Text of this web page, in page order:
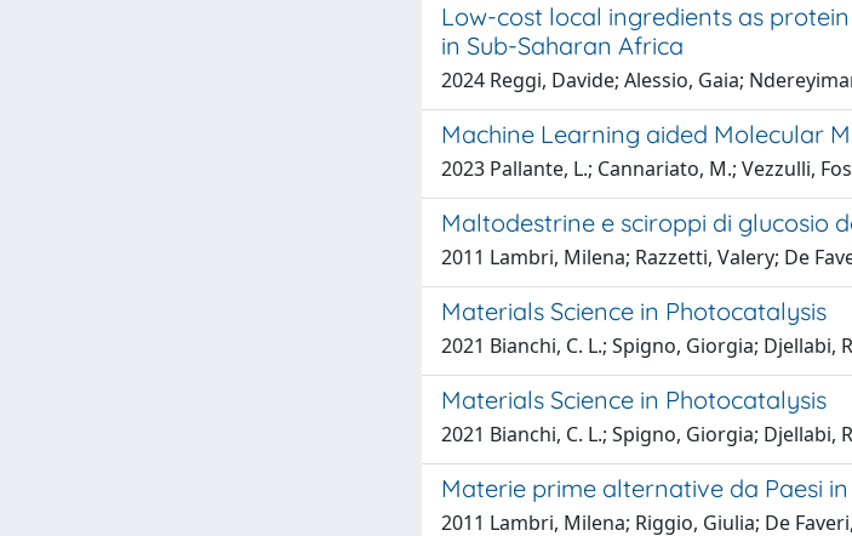
Low-cost local ingredients as
in Sub-Saharan Africa
2024 Reggi, Davide; Alessio, Gaia;
Machine Learning aided Molecular
2023 Pallante, L.; Cannariato, M.; Vezzulli,
Maltodestrine e sciroppi di glucosio
2011 Lambri, Milena; Razzetti, Valery; De
Materials Science in Photocatalysis
2021 Bianchi, C. L.; Spigno, Giorgia; Djellabi,
Materials Science in Photocatalysis
2021 Bianchi, C. L.; Spigno, Giorgia; Djellabi,
Materie prime alternative da Paesi
2011 Lambri, Milena; Riggio, Giulia; De